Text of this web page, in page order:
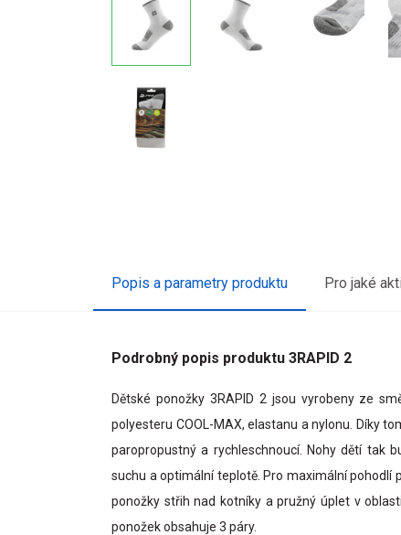
Popis a parametry produktu Pro jaké
Podrobný popis produktu 3RAPID 2
Dětské ponožky 3RAPID 2 jsou vyrobeny ze
polyesteru COOL-MAX, elastanu a nylonu. Díky
paropropustný a rychleschnoucí. Nohy dětí tak
suchu a optimální teplotě. Pro maximální pohodlí
ponožky střih nad kotníky a pružný úplet v
ponožek obsahuje 3 páry.